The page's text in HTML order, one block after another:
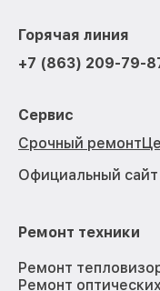
Горячая линия
+7 (863) 209-79-
Сервис
Срочный ремонт
Официальный
Ремонт техники
Ремонт
Ремонт